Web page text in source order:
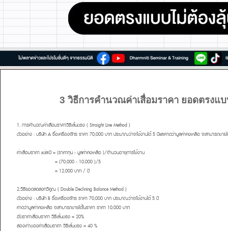
3 วิธีการคำนวณค่าเสื่อมราคา ยอดตรงแ
1. การคำนวณค่าเสื่อมราคาวิธีเส้นตรง ( Straight Line Method )
ตัวอย่าง :บริษัท A ซื้อเครื่องจักร ราคา 70,000 บาท ประมาณว่าจะใช้งานได้ 5 ปีและคาดว่ามูลค่าคงเหลือ จะสามารถขาย
ค่าเสื่อมราคา แต่ละปี = (ราคาทุน - มูลค่าคงเหลือ )/จำนวนอายุการใช้งาน
= (70,000 - 10,000 )/5
= 12,000 บาท / ปี
2.วิธียอดลดลงทวีคูณ ( Double Declining Balance Method )
ตัวอย่าง :บริษัท B ซื้อเครื่องจักร ราคา 70,000 บาท ประมาณว่าจะใช้งานได้ 5 ปี
คาดว่ามูลค่าคงเหลือ จะสามารถขายได้ในราคา ราคา 10,000 บาท
อัตราค่าเสื่อมราคา วิธีเส้นตรง = 20%
สองเท่าของค่าเสื่อมราคา วิธีเส้นตรง = 40 %